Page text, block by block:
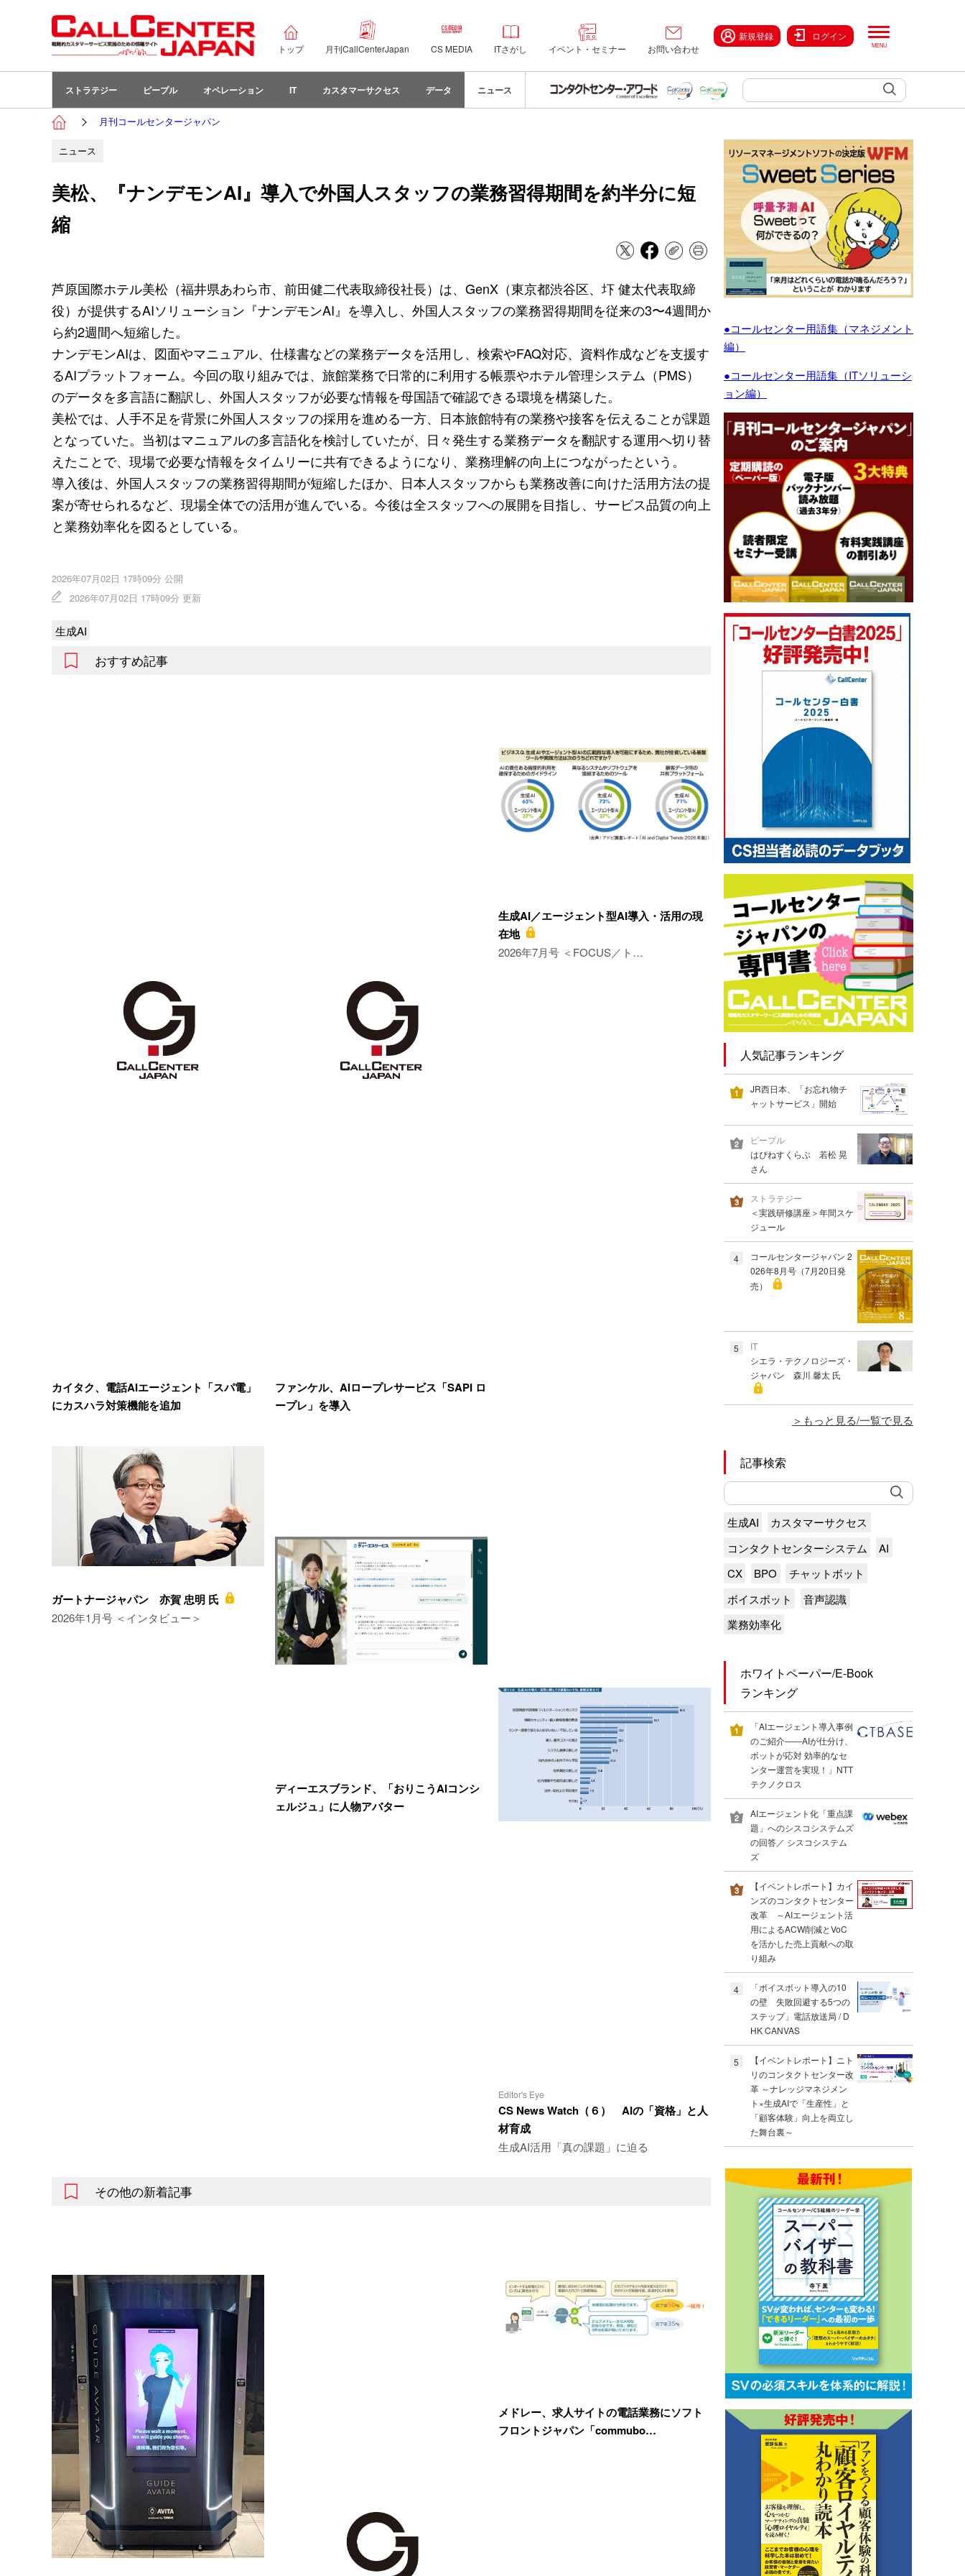
トップ 月刊CallCenterJapan CS MEDIA ITさがし イベント・セミナー お問い合わせ
新規登録 ログイン
ストラテジー ピープル オペレーション IT カスタマーサクセス データ ニュース
月刊コールセンタージャパン
ニュース
美松、『ナンデモンAI』導入で外国人スタッフの業務習得期間を約半分に短
縮
芦原国際ホテル美松（福井県あわら市、前田健二代表取締役社長）は、GenX（東京都渋谷区、圷 健太代表取締
役）が提供するAIソリューション『ナンデモンAI』を導入し、外国人スタッフの業務習得期間を従来の3〜4週間か
ら約2週間へ短縮した。
ナンデモンAIは、図面やマニュアル、仕様書などの業務データを活用し、検索やFAQ対応、資料作成などを支援す
るAIプラットフォーム。今回の取り組みでは、旅館業務で日常的に利用する帳票やホテル管理システム（PMS）
のデータを多言語に翻訳し、外国人スタッフが必要な情報を母国語で確認できる環境を構築した。
美松では、人手不足を背景に外国人スタッフの採用を進める一方、日本旅館特有の業務や接客を伝えることが課題
となっていた。当初はマニュアルの多言語化を検討していたが、日々発生する業務データを翻訳する運用へ切り替
えたことで、現場で必要な情報をタイムリーに共有できるようになり、業務理解の向上につながったという。
導入後は、外国人スタッフの業務習得期間が短縮したほか、日本人スタッフからも業務改善に向けた活用方法の提
案が寄せられるなど、現場全体での活用が進んでいる。今後は全スタッフへの展開を目指し、サービス品質の向上
と業務効率化を図るとしている。
2026年07月02日 17時09分 公開
2026年07月02日 17時09分 更新
生成AI
おすすめ記事
カイタク、電話AIエージェント「スパ電」
にカスハラ対策機能を追加
ファンケル、AIロープレサービス「SAPI ロ
ープレ」を導入
生成AI／エージェント型AI導入・活用の現
在地
2026年7月号 ＜FOCUS／ト…
ガートナージャパン 亦賀 忠明 氏
2026年1月号 ＜インタビュー＞
ディーエスブランド、「おりこうAIコンシ
ェルジュ」に人物アバター
Editor's Eye
CS News Watch（６） AIの「資格」と人
材育成
生成AI活用「真の課題」に迫る
その他の新着記事
メドレー、求人サイトの電話業務にソフト
フロントジャパン「commubo…
●コールセンター用語集（マネジメント
編）
●コールセンター用語集（ITソリューシ
ョン編）
人気記事ランキング
JR西日本、「お忘れ物チ
ャットサービス」開始
ピープル
はぴねすくらぶ 若松 晃
さん
ストラテジー
＜実践研修講座＞年間スケ
ジュール
4
コールセンタージャパン 2
026年8月号（7月20日発
売）
5
IT
シエラ・テクノロジーズ・
ジャパン 森川 馨太 氏
もっと見る/一覧で見る
記事検索
生成AI
カスタマーサクセス
コンタクトセンターシステム
AI
CX
BPO
チャットボット
ボイスボット
音声認識
業務効率化
ホワイトペーパー/E-Book
ランキング
「AIエージェント導入事例
のご紹介――AIが仕分け、
ボットが応対 効率的なセ
ンター運営を実現！」NTT
テクノクロス
AIエージェント化「重点課
題」へのシスコシステムズ
の回答／ シスコシステム
ズ
【イベントレポート】カイ
ンズのコンタクトセンター
改革 ～AIエージェント活
用によるACW削減とVoC
を活かした売上貢献への取
り組み
4
「ボイスボット導入の10
の壁 失敗回避する5つの
ステップ」電話放送局 / D
HK CANVAS
5
【イベントレポート】ニト
リのコンタクトセンター改
革 ～ナレッジマネジメン
ト×生成AIで「生産性」と
「顧客体験」向上を両立し
た舞台裏～